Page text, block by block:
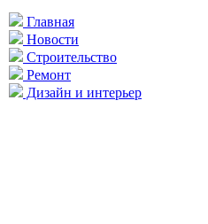
Главная
Новости
Строительство
Ремонт
Дизайн и интерьер